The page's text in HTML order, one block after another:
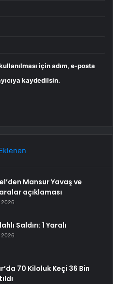
için adım, e-posta
kaydedilsin.
Mansur Yavaş ve
açıklaması
2026
Saldırı: 1 Yaralı
2026
70 Kiloluk Keçi 36 Bin